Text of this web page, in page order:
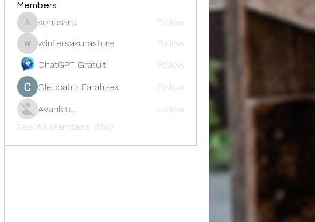
Members
sonosarc
sonosarc Follow
wintersakurastore
wintersakurastore
Follow
ChatGPT Gratuit
Follow
Cleopatra Farahzex
Follow
Avankita
Follow
See All Members (456)